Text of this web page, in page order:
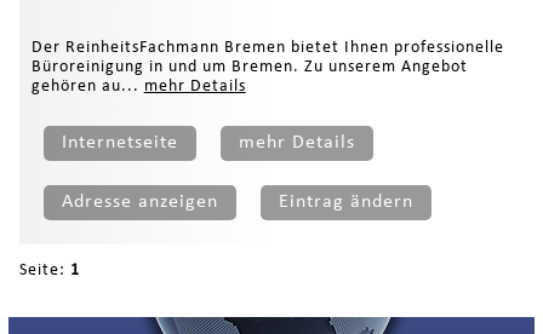
Der ReinheitsFachmann Bremen bietet Ihnen professionelle
Büroreinigung in und um Bremen. Zu unserem Angebot
gehören au... mehr Details
Internetseite mehr Details
Adresse anzeigen Eintrag ändern
Seite: 1